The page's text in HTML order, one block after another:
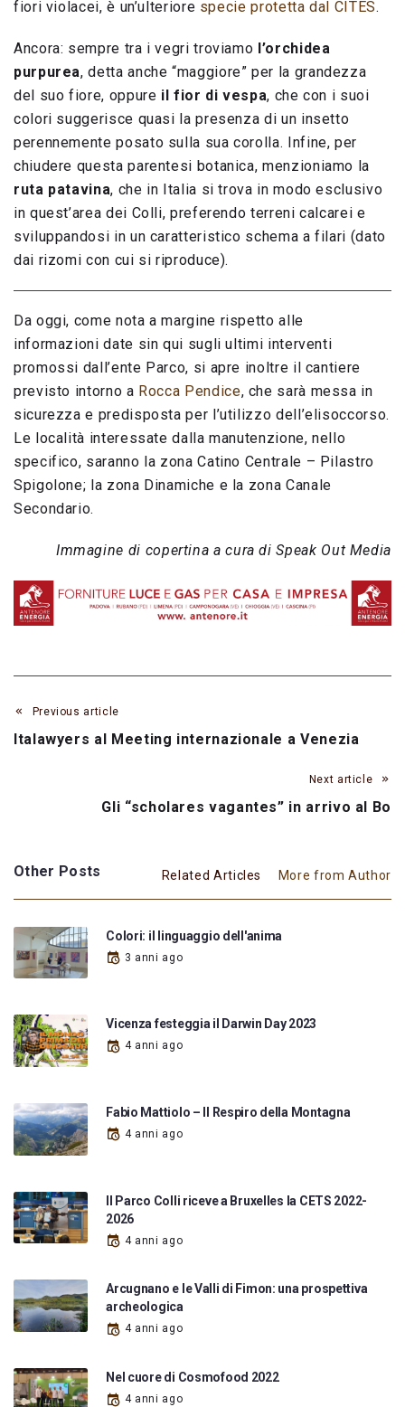
fiori violacei, è un’ulteriore specie protetta dal CITES.
Ancora: sempre tra i vegri troviamo l’orchidea
purpurea, detta anche “maggiore” per la grandezza
del suo fiore, oppure il fior di vespa, che con i suoi
colori suggerisce quasi la presenza di un insetto
perennemente posato sulla sua corolla. Infine, per
chiudere questa parentesi botanica, menzioniamo la
ruta patavina, che in Italia si trova in modo esclusivo
in quest’area dei Colli, preferendo terreni calcarei e
sviluppandosi in un caratteristico schema a filari (dato
dai rizomi con cui si riproduce).
Da oggi, come nota a margine rispetto alle
informazioni date sin qui sugli ultimi interventi
promossi dall’ente Parco, si apre inoltre il cantiere
previsto intorno a Rocca Pendice, che sarà messa in
sicurezza e predisposta per l’utilizzo dell’elisoccorso.
Le località interessate dalla manutenzione, nello
specifico, saranno la zona Catino Centrale – Pilastro
Spigolone; la zona Dinamiche e la zona Canale
Secondario.
Immagine di copertina a cura di Speak Out Media
Previous article
Italawyers al Meeting internazionale a Venezia
Next article
Gli “scholares vagantes” in arrivo al Bo
Other Posts Related Articles More from Author
Colori: il linguaggio dell'anima
3 anni ago
Vicenza festeggia il Darwin Day 2023
4 anni ago
Fabio Mattiolo – Il Respiro della Montagna
4 anni ago
Il Parco Colli riceve a Bruxelles la CETS 2022-
2026
4 anni ago
Arcugnano e le Valli di Fimon: una prospettiva
archeologica
4 anni ago
Nel cuore di Cosmofood 2022
4 anni ago